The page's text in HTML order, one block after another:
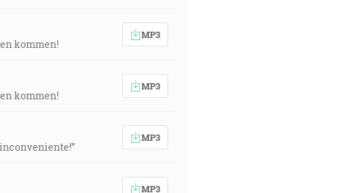
kommen!
MP3
kommen!
MP3
MP3
MP3